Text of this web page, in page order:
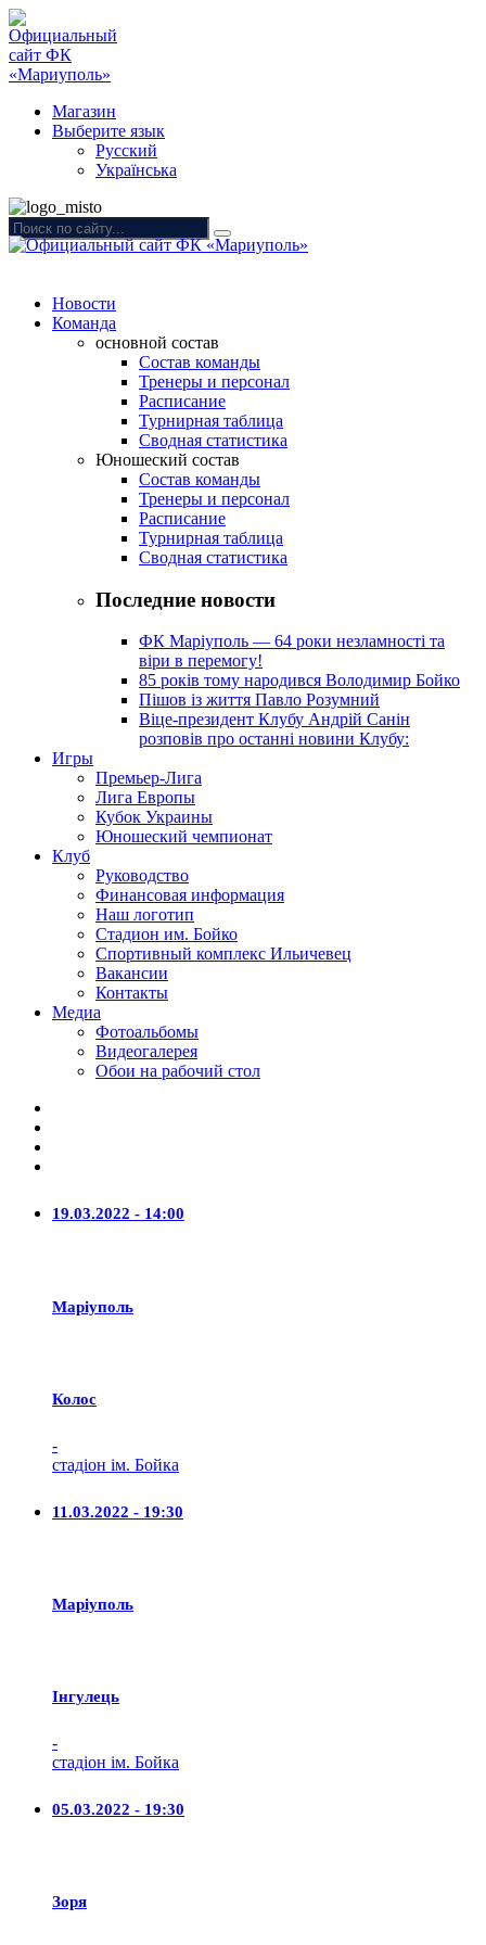
Магазин
Выберите язык
Русский
Українська
Новости
Команда
основной состав
Состав команды
Тренеры и персонал
Расписание
Турнирная таблица
Сводная статистика
Юношеский состав
Состав команды
Тренеры и персонал
Расписание
Турнирная таблица
Сводная статистика
Последние новости
ФК Маріуполь — 64 роки незламності та
віри в перемогу!
85 років тому народився Володимир Бойко
Пішов із життя Павло Розумний
Віце-президент Клубу Андрій Санін
розповів про останні новини Клубу:
Игры
Премьер-Лига
Лига Европы
Кубок Украины
Юношеский чемпионат
Клуб
Руководство
Финансовая информация
Наш логотип
Стадион им. Бойко
Спортивный комплекс Ильичевец
Вакансии
Контакты
Медиа
Фотоальбомы
Видеогалерея
Обои на рабочий стол
19.03.2022 - 14:00
Маріуполь
Колос
-
стадіон ім. Бойка
11.03.2022 - 19:30
Маріуполь
Iнгулець
-
стадіон ім. Бойка
05.03.2022 - 19:30
Зоря